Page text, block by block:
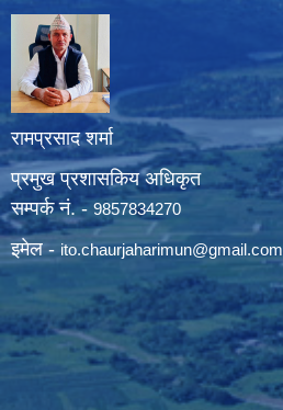
रामप्रसाद शर्मा
प्रमुख प्रशासकिय अधिकृत
सम्पर्क नं. - 9857834270
इमेल - ito.chaurjaharimun@gmail.com